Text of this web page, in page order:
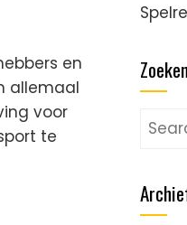
en
allemaal
voor
te
Zoeken